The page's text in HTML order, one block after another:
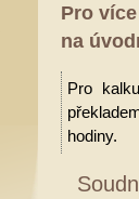
Pro
na
Pro
hodiny.